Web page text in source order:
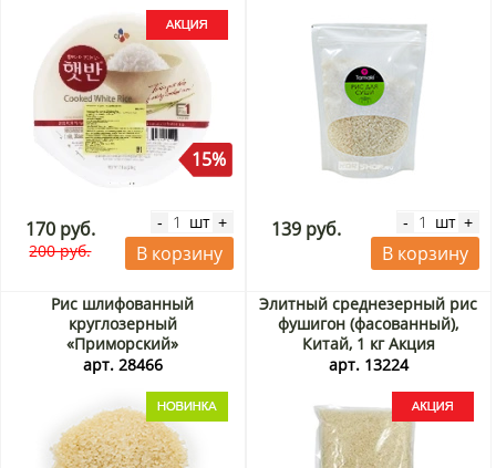
15%
170 руб.
200 руб.
- шт +
В корзину
139 руб. - шт +
В корзину
Рис шлифованный
круглозерный
«Приморский»
(фасованный), 1 кг
арт. 28466
Элитный среднезерный рис
фушигон (фасованный),
Китай, 1 кг Акция
арт. 13224